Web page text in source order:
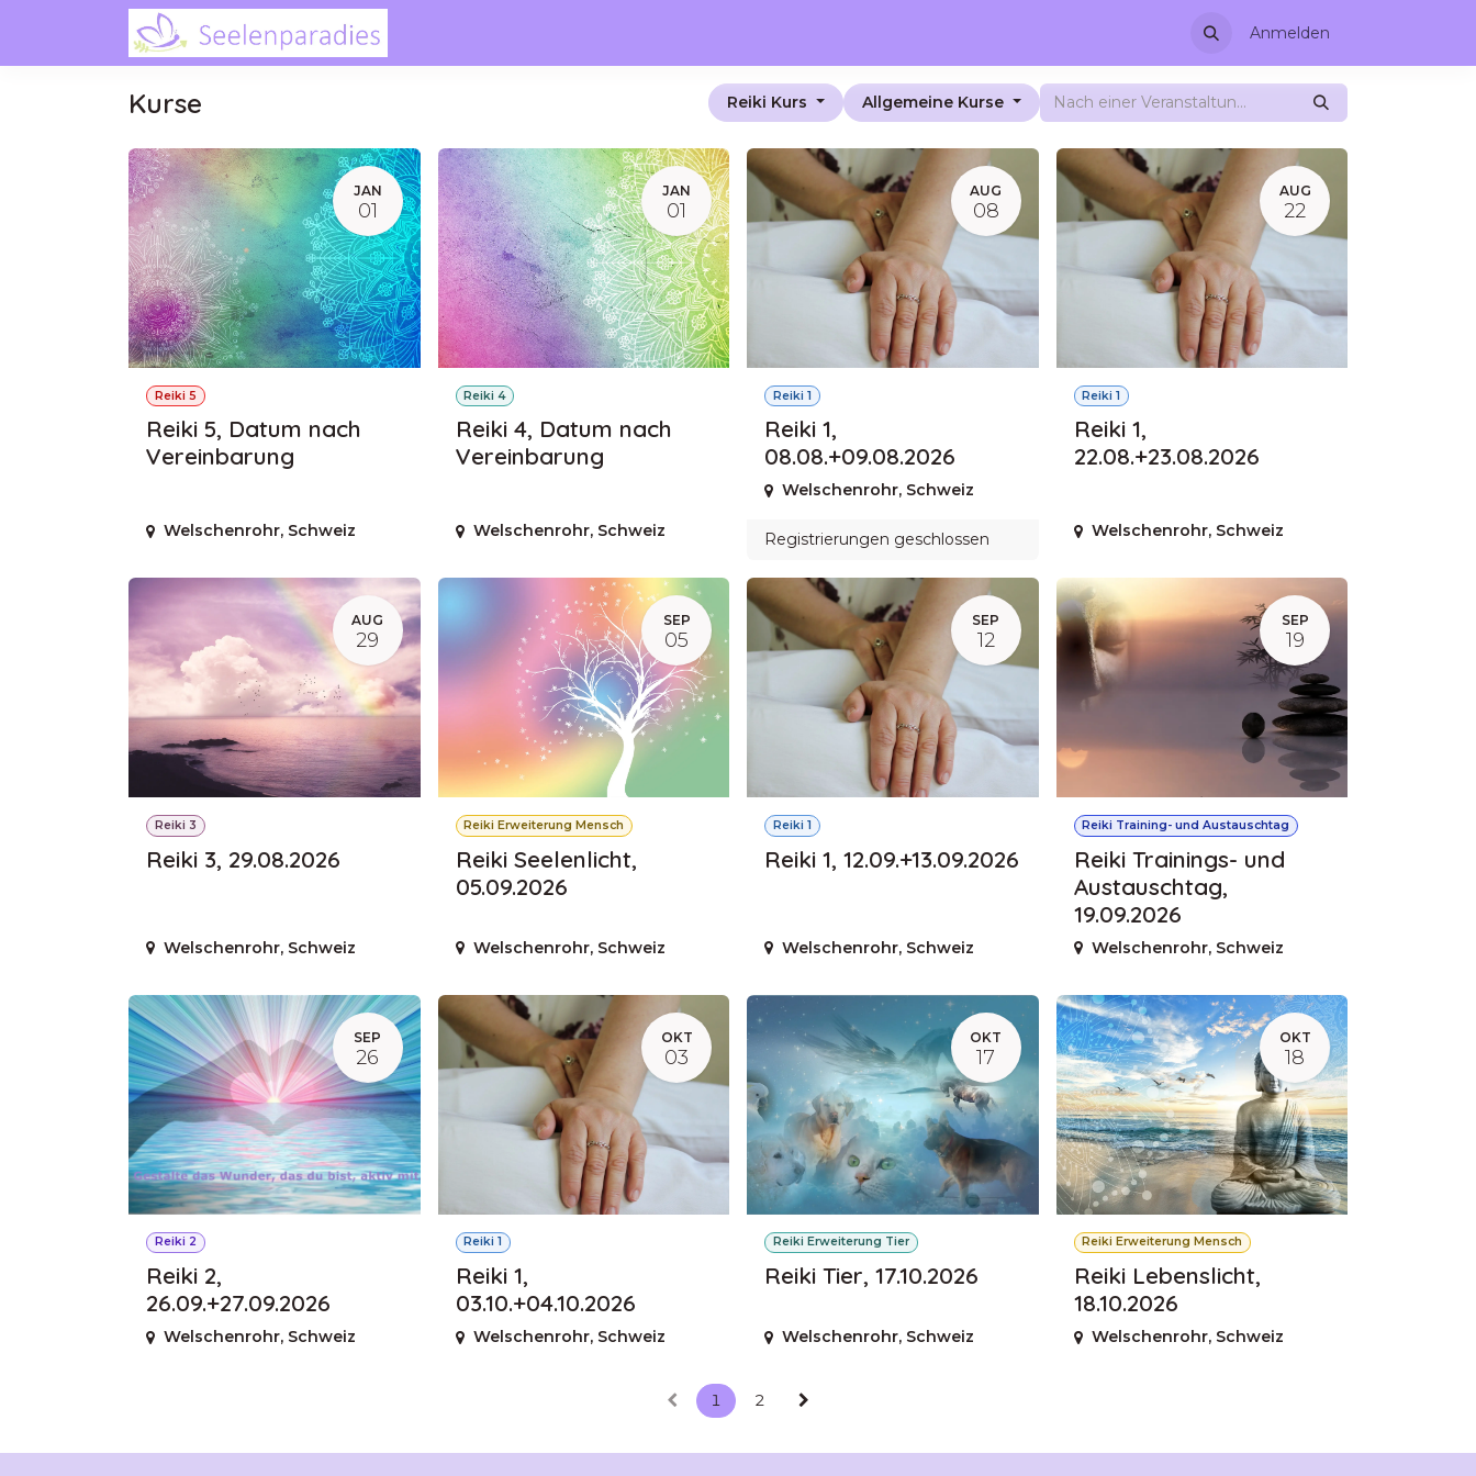
Zum Inhalt springen
Anmelden
Kurse Reiki Kurs Allgemeine Kurse
JAN
01
Reiki 5
Reiki 5, Datum nach
Vereinbarung
Welschenrohr, Schweiz
JAN
01
Reiki 4
Reiki 4, Datum nach
Vereinbarung
Welschenrohr, Schweiz
AUG
08
Reiki 1
Reiki 1,
08.08.+09.08.2026
Welschenrohr, Schweiz
Registrierungen geschlossen
AUG
22
Reiki 1
Reiki 1,
22.08.+23.08.2026
Welschenrohr, Schweiz
AUG
29
Reiki 3
Reiki 3, 29.08.2026
Welschenrohr, Schweiz
SEP
05
Reiki Erweiterung Mensch
Reiki Seelenlicht,
05.09.2026
Welschenrohr, Schweiz
SEP
12
Reiki 1
Reiki 1, 12.09.+13.09.2026
Welschenrohr, Schweiz
SEP
19
Reiki Training- und Austauschtag
Reiki Trainings- und
Austauschtag,
19.09.2026
Welschenrohr, Schweiz
SEP
26
Reiki 2
Reiki 2,
26.09.+27.09.2026
Welschenrohr, Schweiz
OKT
03
Reiki 1
Reiki 1,
03.10.+04.10.2026
Welschenrohr, Schweiz
OKT
17
Reiki Erweiterung Tier
Reiki Tier, 17.10.2026
Welschenrohr, Schweiz
OKT
18
Reiki Erweiterung Mensch
Reiki Lebenslicht,
18.10.2026
Welschenrohr, Schweiz
1 2